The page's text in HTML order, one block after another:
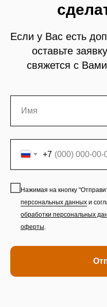
Если у Вас есть
оставьте
свяжется с
+7
Нажимая на кнопку
персональных данных и
обработки персональных
оферты.